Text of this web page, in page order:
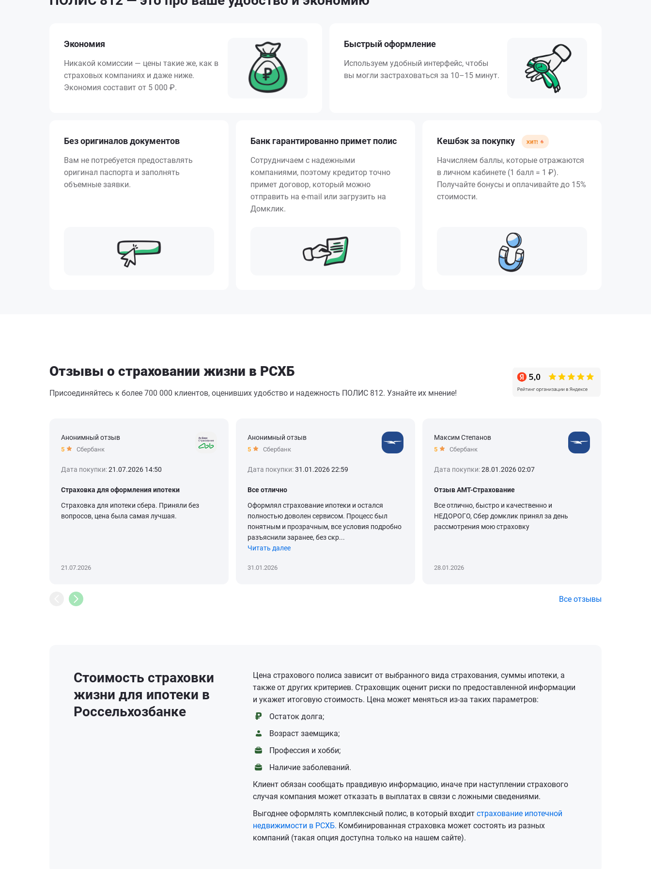
Экономия
Никакой комиссии — цены такие же, как в
страховых компаниях и даже ниже.
Экономия составит от 5 000 ₽.
Быстрый оформление
Используем удобный интерфейс, чтобы
вы могли застраховаться за 10–15 минут.
Без оригиналов документов
Вам не потребуется предоставлять
оригинал паспорта и заполнять
объемные заявки.
Банк гарантированно примет полис
Сотрудничаем с надежными
компаниями, поэтому кредитор точно
примет договор, который можно
отправить на e-mail или загрузить на
Домклик.
Кешбэк за покупку
Начисляем баллы, которые отражаются
в личном кабинете (1 балл = 1 ₽).
Получайте бонусы и оплачивайте до 15%
стоимости.
Отзывы о страховании жизни в РСХБ
Присоединяйтесь к более 700 000 клиентов, оценивших удобство и надежность ПОЛИС 812. Узнайте их мнение!
Анонимный отзыв
5 Сбербанк
Дата покупки:21.07.2026 14:50
Страховка для оформления ипотеки
Страховка для ипотеки сбера. Приняли без
вопросов, цена была самая лучшая.
21.07.2026
Анонимный отзыв
5 Сбербанк
Дата покупки:31.01.2026 22:59
Все отлично
Оформлял страхование ипотеки и остался
полностью доволен сервисом. Процесс был
понятным и прозрачным, все условия подробно
разъяснили заранее, без скр...
Читать далее
31.01.2026
Максим Степанов
5 Сбербанк
Дата покупки:28.01.2026 02:07
Отзыв АМТ-Страхование
Все отлично, быстро и качественно и
НЕДОРОГО, Сбер домклик принял за день
рассмотрения мою страховку
28.01.2026
Все отзывы
Стоимость страховки
жизни для ипотеки в
Россельхозбанке
Цена страхового полиса зависит от выбранного вида страхования, суммы ипотеки, а
также от других критериев. Страховщик оценит риски по предоставленной информации
и укажет итоговую стоимость. Цена может меняться из-за таких параметров:
Остаток долга;
Возраст заемщика;
Профессия и хобби;
Наличие заболеваний.
Клиент обязан сообщать правдивую информацию, иначе при наступлении страхового
случая компания может отказать в выплатах в связи с ложными сведениями.
Выгоднее оформлять комплексный полис, в который входит страхование ипотечной
недвижимости в РСХБ. Комбинированная страховка может состоять из разных
компаний (такая опция доступна только на нашем сайте).